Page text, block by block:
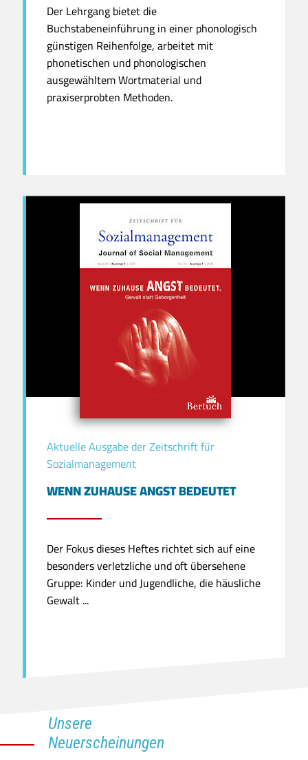
Der Lehrgang bietet die
Buchstabeneinführung in einer phonologisch
günstigen Reihenfolge, arbeitet mit
phonetischen und phonologischen
ausgewähltem Wortmaterial und
praxiserprobten Methoden.
Aktuelle Ausgabe der Zeitschrift für
Sozialmanagement
WENN ZUHAUSE ANGST BEDEUTET
Der Fokus dieses Heftes richtet sich auf eine
besonders verletzliche und oft übersehene
Gruppe: Kinder und Jugendliche, die häusliche
Gewalt ...
Unsere
Neuerscheinungen